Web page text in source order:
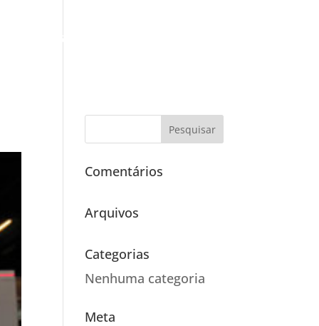
Cases
Comentários
Arquivos
Categorias
Nenhuma categoria
Meta